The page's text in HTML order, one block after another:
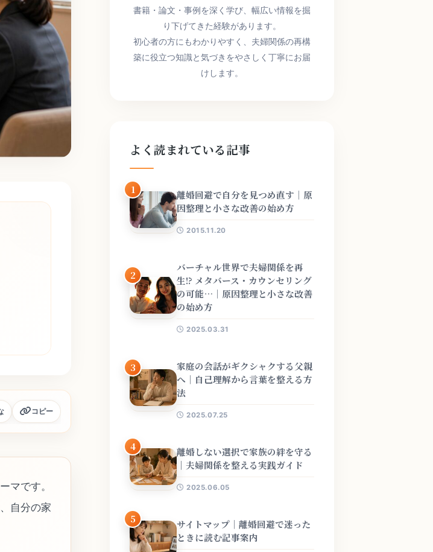
コピー
マです。
自分の家
書籍・論文・事例を深く学び、幅広い情報を掘
り下げてきた経験があります。
初心者の方にもわかりやすく、夫婦関係の再構
築に役立つ知識と気づきをやさしく丁寧にお届
けします。
よく読まれている記事
1
離婚回避で自分を見つめ直す｜原
因整理と小さな改善の始め方
2015.11.20
2
バーチャル世界で夫婦関係を再
生!? メタバース・カウンセリング
の可能…｜原因整理と小さな改善
の始め方
2025.03.31
3
家庭の会話がギクシャクする父親
へ｜自己理解から言葉を整える方
法
2025.07.25
4
離婚しない選択で家族の絆を守る
｜夫婦関係を整える実践ガイド
2025.06.05
5
サイトマップ｜離婚回避で迷った
ときに読む記事案内